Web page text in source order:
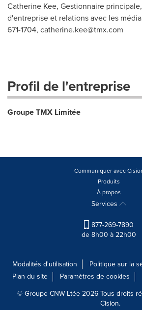
Catherine Kee, Gestionnaire
d'entreprise et relations avec les
671-1704, catherine.kee@tmx.com
Profil de l'entreprise
Groupe TMX Limitée
Communiquer avec
Produits
À propos
Services
877-269-7890
de 8h00 à 22h00
Modalités d'utilisation
Politique sur la
Plan du site
Paramètres de cookies
© Groupe CNW Ltée 2026 Tous droits
Cision.